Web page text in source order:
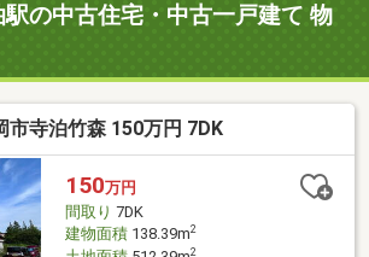
の中古住宅・中古一戸建て 物
市寺泊竹森 150万円 7DK
150万円
間取り 7DK
建物面積138.39m2
2